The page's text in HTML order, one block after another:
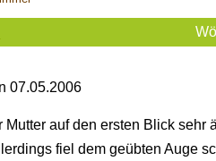
07.05.2006
Mutter auf den ersten Blick sehr
fiel dem geübten Auge